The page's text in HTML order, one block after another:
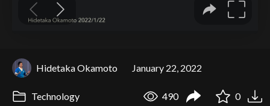
Hidetaka Okamoto January 22, 2022
Technology 490 0